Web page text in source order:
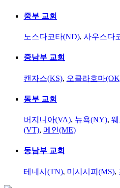
중부 교회
노스다코타(ND), 사우스다
중남부 교회
캔자스(KS), 오클라호마
동부 교회
버지니아(VA), 뉴욕(NY),
(VT), 메인(ME)
동남부 교회
테네시(TN), 미시시피(MS),